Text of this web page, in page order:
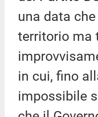
una data
territorio ma
in cui, fino
impossibile